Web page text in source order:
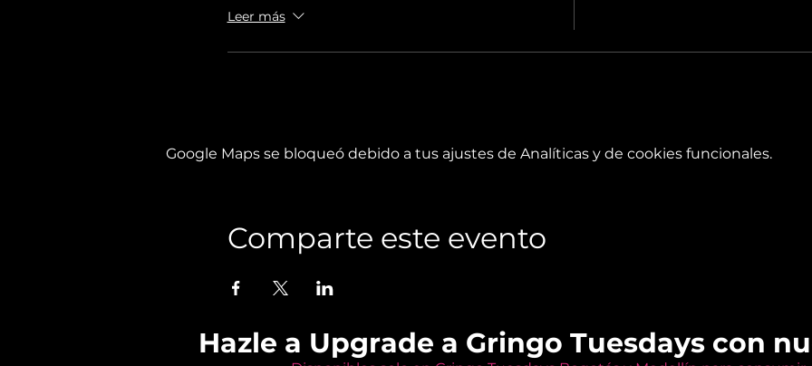
Leer más
Google Maps se bloqueó debido a tus ajustes de Analíticas y de cookies funcionales.
Comparte este evento
Hazle a Upgrade a Gringo Tuesdays con